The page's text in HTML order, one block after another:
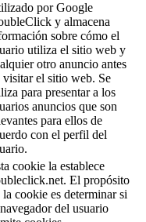
por Google
y almacena
sobre cómo el
utiliza el sitio web y
otro anuncio antes
visitar el sitio web. Se
para presentar a los
anuncios que son
para ellos de
con el perfil del
cookie la establece
El propósito
la cookie es determinar si
del usuario